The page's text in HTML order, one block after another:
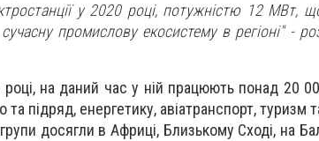
у 2020 році, потужністю 12 МВт,
промислову екосистему в регіоні" -
році, на даний час у ній працюють понад 20
підряд, енергетику, авіатранспорт, туризм
досягли в Африці, Близькому Сході, на